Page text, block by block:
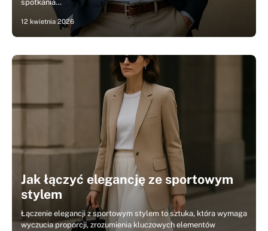
spotkania…
12 kwietnia 2026
Jak łączyć elegancję ze sportowym
stylem
Łączenie elegancji z sportowym stylem to sztuka, która wymaga
wyczucia proporcji, zrozumienia kluczowych elementów